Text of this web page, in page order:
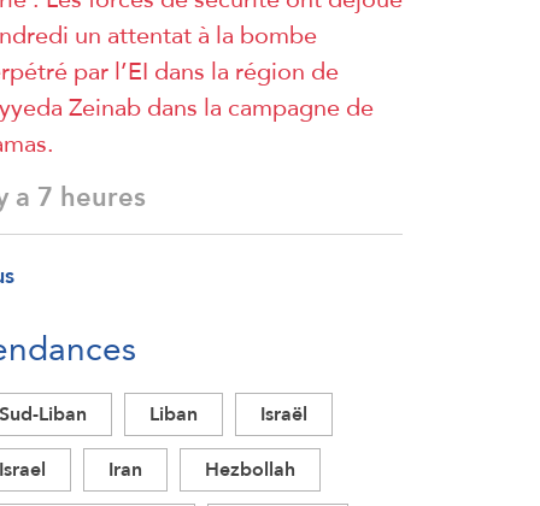
un attentat à la bombe
par l’EI dans la région de
Zeinab dans la campagne de
a 7 heures
Sud-Liban Liban
Israël
Israel
Iran
Hezbollah